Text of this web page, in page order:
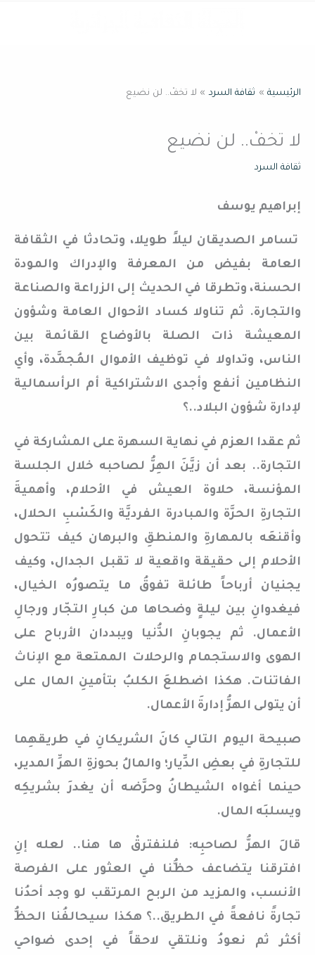
الرئيسية ثقافة السرد لا تخفْ.. لن نضيع
لا تخفْ.. لن نضيع
ثقافة السرد
إبراهيم يوسف
تسامر الصديقان ليلاً طويلا، وتحادثا في الثقافة
العامة بفيض من المعرفة والإدراك والمودة
الحسنة، وتطرقا في الحديث إلى الزراعة والصناعة
والتجارة. ثم تناولا كساد الأحوال العامة وشؤون
المعيشة ذات الصلة بالأوضاع القائمة بين
الناس، وتداولا في توظيف الأموال المُجمَّدة، وأي
النظامين أنفع وأجدى الاشتراكية أم الرأسمالية
لإدارة شؤون البلاد..؟
ثم عقدا العزم في نهاية السهرة على المشاركة في
التجارة.. بعد أن زيَّنَ الهِرُّ لصاحبه خلال الجلسة
المؤنسة، حلاوة العيش في الأحلام، وأهميةَ
التجارةِ الحرَّة والمبادرة الفرديَّة والكَسْبِ الحلال،
وأقنعَه بالمهارةِ والمنطقِ والبرهان كيف تتحول
الأحلام إلى حقيقة واقعية لا تقبل الجدال، وكيف
يجنيان أرباحاً طائلة تفوقُ ما يتصورُه الخيال،
فيغدوانِ بين ليلةٍ وضحاها من كبارِ التجّار ورجالِ
الأعمال. ثم يجوبانِ الدُّنيا ويبددان الأرباح على
الهوى والاستجمام والرحلات الممتعة مع الإناث
الفاتنات. هكذا اضطلعَ الكلبُ بتأمينِ المال على
أن يتولى الهرُّ إدارةَ الأعمال.
صبيحة اليوم التالي كانَ الشريكانِ في طريقهِما
للتجارةِ في بعضِ الدِّيار؛ والمالُ بحوزةِ الهرِّ المدير،
حينما أغواه الشيطانُ وحرَّضه أن يغدرَ بشريكِه
ويسلبَه المال.
قالَ الهرُّ لصاحبِه: فلنفترقْ ها هنا.. لعله إنِ
افترقنا يتضاعف حظُّنا في العثور على الفرصة
الأنسب، والمزيد من الربح المرتقب لو وجد أحدُنا
تجارةً نافعةً في الطريق..؟ هكذا سيحالفُنا الحظُّ
أكثر ثم نعودُ ونلتقي لاحقاً في إحدى ضواحي